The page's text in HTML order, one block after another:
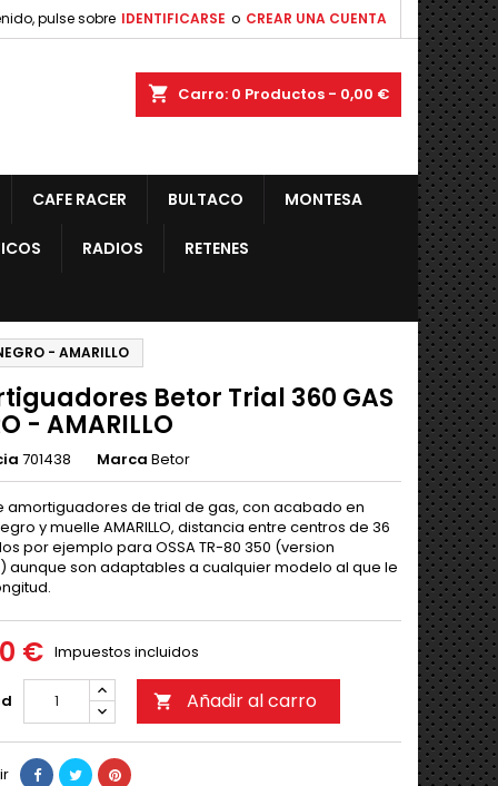
pulse sobre IDENTIFICARSE o CREAR UNA CUENTA
shopping_cart Carro: 0 Productos - 0,00 €
CAFE RACER BULTACO MONTESA
RADIOS RETENES
- AMARILLO
Betor Trial 360 GAS
- AMARILLO
701438 Marca Betor
amortiguadores de trial de gas, con acabado en
y muelle AMARILLO, distancia entre centros de 36
por ejemplo para OSSA TR-80 350 (version
aunque son adaptables a cualquier modelo al que le
€ Impuestos incluidos
 Añadir al carro